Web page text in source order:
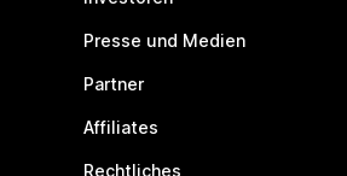
Presse und Medien
Partner
Affiliates
Rechtliches